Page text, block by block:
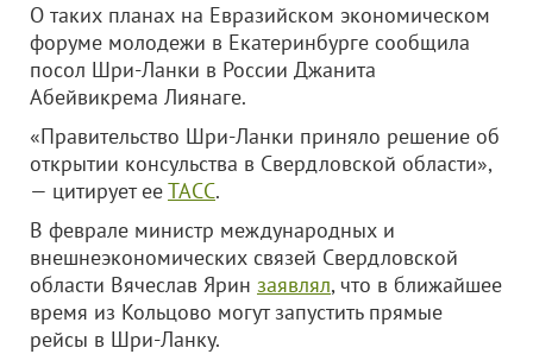
О таких планах на Евразийском экономическом
форуме молодежи в Екатеринбурге сообщила
посол Шри-Ланки в России Джанита
Абейвикрема Лиянаге.
«Правительство Шри-Ланки приняло решение об
открытии консульства в Свердловской области»,
— цитирует ееТАСС.
В феврале министр международных и
внешнеэкономических связей Свердловской
области Вячеслав Ярин заявлял, что в ближайшее
время из Кольцово могут запустить прямые
рейсы в Шри-Ланку.